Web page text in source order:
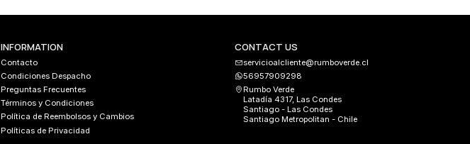
INFORMATION
Contacto
Condiciones Despacho
Preguntas Frecuentes
Términos y Condiciones
Política de Reembolsos y Cambios
Políticas de Privacidad
CONTACT US
servicioalcliente@rumboverde.cl
56957909298
Rumbo Verde
Latadía 4317, Las Condes
Santiago - Las Condes
Santiago Metropolitan - Chile